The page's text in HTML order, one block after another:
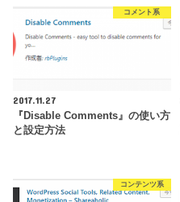
コメント系
2017.11.27
『Disable Comments』の使い方
と設定方法
コンテンツ系